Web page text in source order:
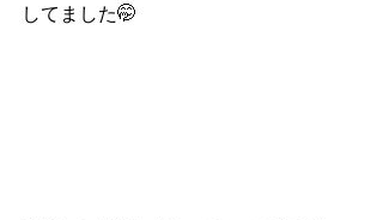
してました🤭